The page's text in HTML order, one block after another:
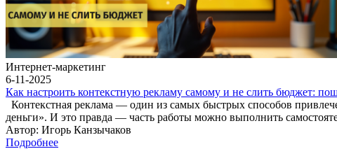
Интернет-маркетинг
6-11-2025
Как настроить контекстную рекламу самому и не слить бюджет:
Контекстная реклама — один из самых быстрых способов
деньги». И это правда — часть работы можно выполнить
Автор: Игорь Канзычаков
Подробнее